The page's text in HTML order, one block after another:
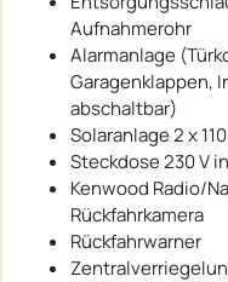
Aufnahmerohr
Alarmanlage
Garagenklappen,
abschaltbar)
Solaranlage 2 x
Steckdose 230 V
Kenwood Radio/
Rückfahrkamera
Rückfahrwarner